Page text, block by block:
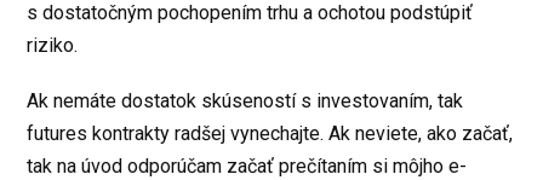
s dostatočným pochopením trhu a ochotou podstúpiť
riziko.
Ak nemáte dostatok skúseností s investovaním, tak
futures kontrakty radšej vynechajte. Ak neviete, ako začať,
tak na úvod odporúčam začať prečítaním si môjho e-